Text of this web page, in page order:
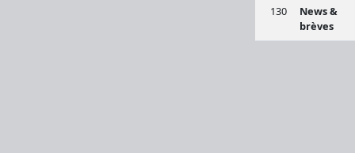
130
News &
brèves